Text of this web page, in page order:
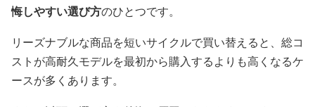
悔しやすい選び方のひとつです。
リーズナブルな商品を短いサイクルで買い替えると、総コ
ストが高耐久モデルを最初から購入するよりも高くなるケ
ースが多くあります。